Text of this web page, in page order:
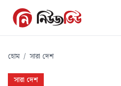
হোম / সারা দেশ
সারা দেশ